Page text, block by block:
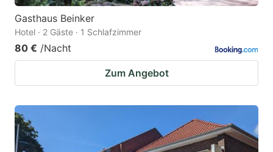
Gasthaus Beinker
Hotel · 2 Gäste · 1 Schlafzimmer
80 € /Nacht
Zum Angebot